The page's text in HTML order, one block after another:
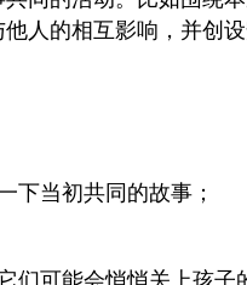
人的相互影响，并创
下当初共同的故事；
们可能会悄悄关上孩子